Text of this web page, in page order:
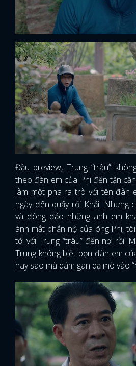
Đầu preview, Trung “trâu”
theo đàn em của Phi đến tận
làm một pha ra trò với tên đàn
ngày đến quấy rối Khải. Nhưng
và đông đảo những anh em
ánh mắt phẫn nộ của ông Phi,
tới với Trung “trâu” đến nơi rồi.
Trung không biết bọn đàn em
hay sao mà dám gan dạ mò vào